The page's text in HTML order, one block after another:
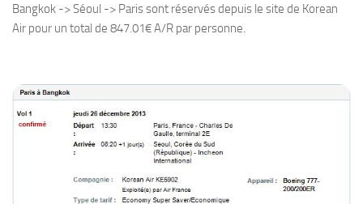
Bangkok -> Séoul -> Paris sont réservés depuis le site de Korean
Air pour un total de 847.01€ A/R par personne.